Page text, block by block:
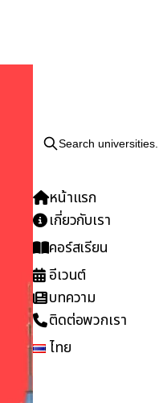
Search universities...
หน้าแรก
เกี่ยวกับเรา
คอร์สเรียน
อีเวนต์
บทความ
ติดต่อพวกเรา
ไทย